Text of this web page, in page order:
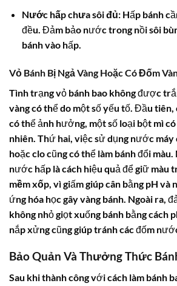
Nước hấp chưa sôi đủ:Hấp bánh
đều. Đảm bảo nước trong nồi sôi
bánh vào hấp.
Vỏ Bánh Bị Ngả Vàng Hoặc Có Đốm
Tình trạng vỏ bánh bao không được
vàng có thể do một số yếu tố. Đầu
có thể ảnh hưởng, một số loại bột mì
nhiên. Thứ hai, việc sử dụng nước
hoặc clo cũng có thể làm bánh đổi
nước hấp là cách hiệu quả để giữ màu
mềm xốp , vì giấm giúp cân bằng pH và
ứng hóa học gây vàng bánh. Ngoài ra,
không nhỏ giọt xuống bánh bằng cách
nắp xửng cũng giúp tránh các đốm
Bảo Quản Và Thưởng Thức
Sau khi thành công vớicách làm bánh